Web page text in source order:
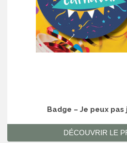
Badge – Je peux pas
DÉCOUVRIR LE